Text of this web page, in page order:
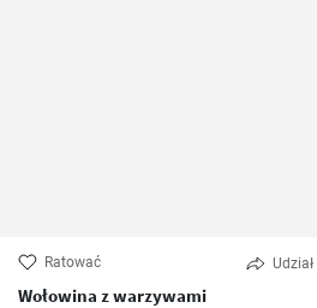
Ratować Udział
Wołowina z warzywami